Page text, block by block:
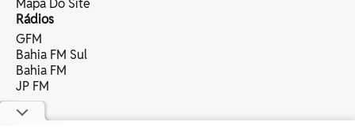
Mapa Do Site
Rádios
GFM
Bahia FM Sul
Bahia FM
JP FM